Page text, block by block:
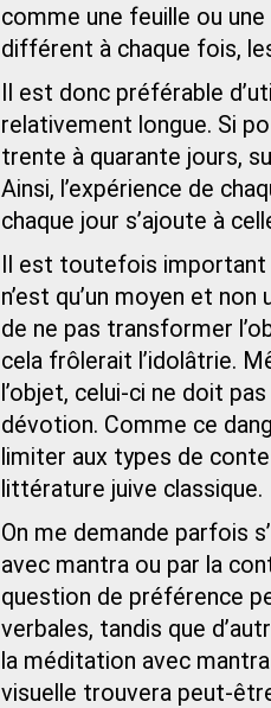
comme une feuille ou
différent à chaque fois,
Il est donc préférable
relativement longue. Si
trente à quarante jours,
Ainsi, l’expérience de
chaque jour s’ajoute à
Il est toutefois
n’est qu’un moyen et
de ne pas transformer
cela frôlerait l’idolâtrie.
l’objet, celui-ci ne doit
dévotion. Comme ce
limiter aux types de
littérature juive classique.
On me demande parfois
avec mantra ou par la
question de préférence
verbales, tandis que
la méditation avec
visuelle trouvera peut-